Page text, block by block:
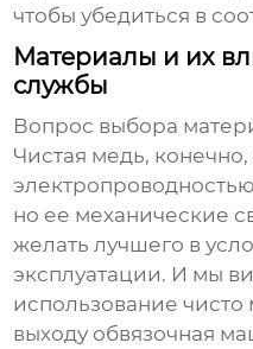
чтобы убедиться в
Материалы и их
службы
Вопрос выбора
Чистая медь,
но ее механические
желать лучшего в
эксплуатации. И мы
использование
выходу обвязочная